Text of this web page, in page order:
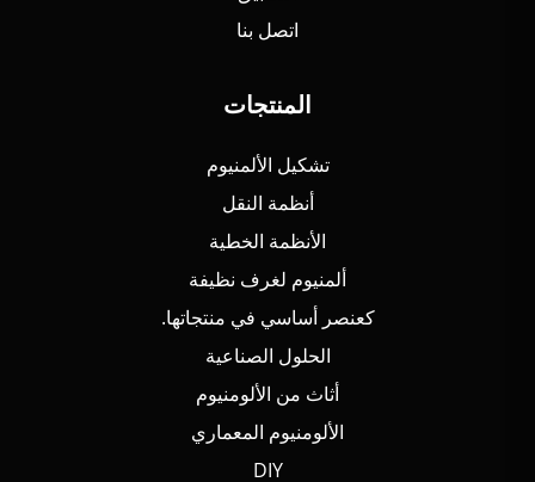
اتصل بنا
المنتجات
تشكيل الألمنيوم
أنظمة النقل
الأنظمة الخطية
ألمنيوم لغرف نظيفة
كعنصر أساسي في منتجاتها.
الحلول الصناعية
أثاث من الألومنيوم
الألومنيوم المعماري
DIY